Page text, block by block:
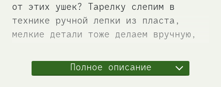
от этих ушек? Тарелку слепим в
технике ручной лепки из пласта,
мелкие детали тоже делаем вручную,
сладкий покемон готов. А ещё нам
кажется, что такие штуки, сделанные
Полное описание